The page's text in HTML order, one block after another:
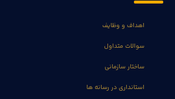
اهداف و وظایف
سوالات متداول
ساختار سازمانی
استانداری در رسانه ها